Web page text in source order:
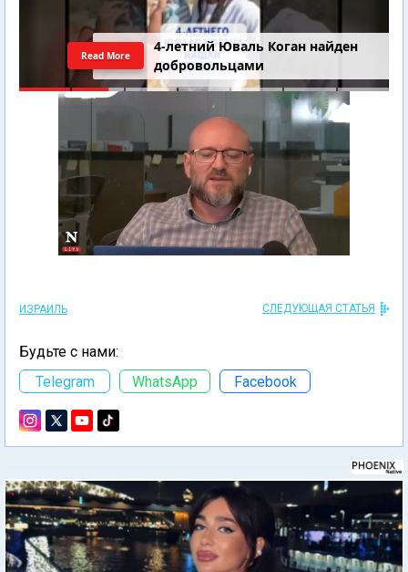
4-летний Юваль Коган найден
добровольцами
Read More
ИЗРАИЛЬ СЛЕДУЮЩАЯ СТАТЬЯ
Будьте с нами:
Telegram
WhatsApp Facebook